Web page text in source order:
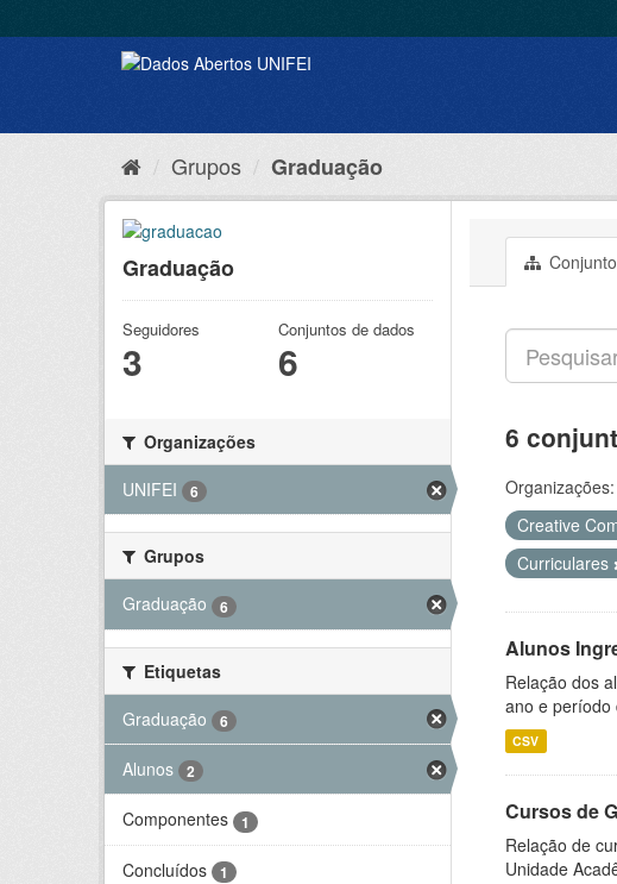
Grupos Graduação
Graduação
Seguidores
3
Conjuntos de dados
6
Organizações
UNIFEI
6
Grupos
Graduação
6
Etiquetas
Graduação
6
Alunos 2
Componentes 1
Concluídos 1
6
Organizações:
Creative
Curriculares
Alunos
Relação dos
ano e período
CSV
Cursos de
Relação de
Unidade